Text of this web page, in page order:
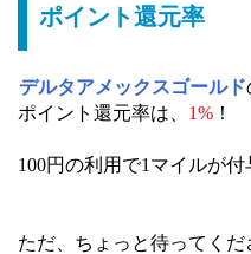
ポイント還元率
デルタアメックスゴールド
ポイント還元率は、 1% ！
100円の利用で1マイルが付
ただ、ちょっと待ってくだ